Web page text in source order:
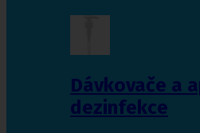
Dávkovače a
dezinfekce